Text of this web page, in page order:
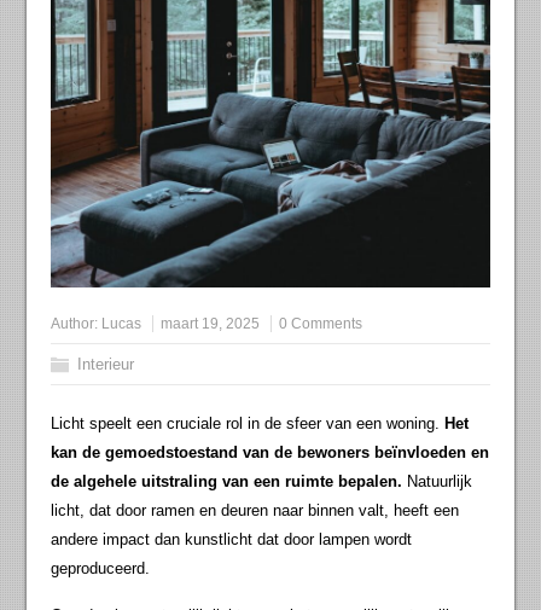
Author: Lucas maart 19, 2025 0 Comments
Interieur
Licht speelt een cruciale rol in de sfeer van een woning.
Het
kan de gemoedstoestand van de bewoners beïnvloeden en
de algehele uitstraling van een ruimte bepalen. Natuurlijk
licht, dat door ramen en deuren naar binnen valt, heeft een
andere impact dan kunstlicht dat door lampen wordt
geproduceerd.